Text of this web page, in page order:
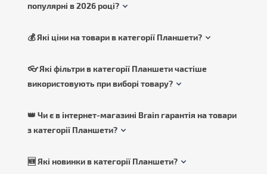
популярні в 2026 році?
💰 Які ціни на товари в категорії Планшети?
👓 Які фільтри в категорії Планшети частіше
використовують при виборі товару?
👑 Чи є в інтернет-магазині Brain гарантія на товари
з категорії Планшети?
🆕 Які новинки в категорії Планшети?